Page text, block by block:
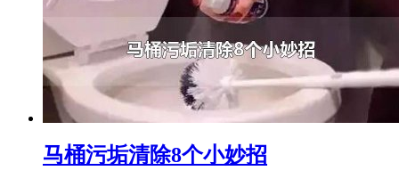
​马桶污垢清除8个小妙招